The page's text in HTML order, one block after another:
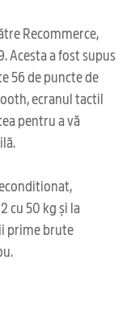
Recommerce,
Acesta a fost supus
56 de puncte de
ecranul tactil
pentru a vă
cu 50 kg și la
prime brute